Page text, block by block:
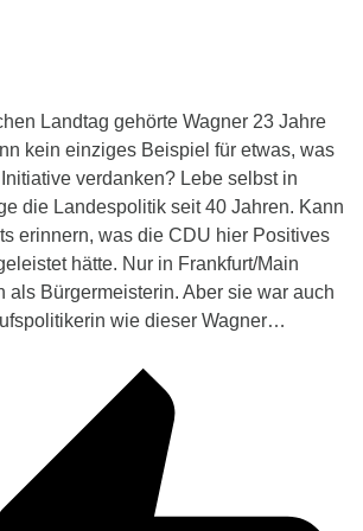
Landtag gehörte Wagner 23 Jahre
kein einziges Beispiel für etwas, was
verdanken? Lebe selbst in
die Landespolitik seit 40 Jahren. Kann
erinnern, was die CDU hier Positives
hätte. Nur in Frankfurt/Main
als Bürgermeisterin. Aber sie war auch
wie dieser Wagner…